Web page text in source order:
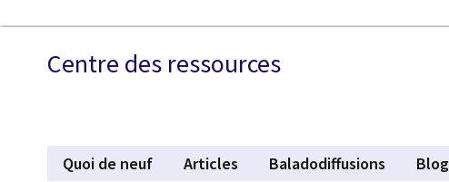
Centre des ressources
Quoi de neuf Articles Baladodiffusions